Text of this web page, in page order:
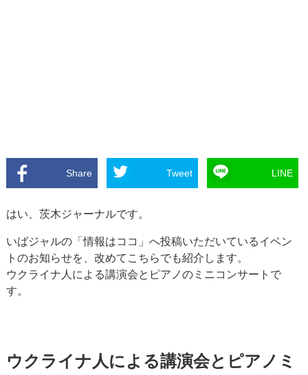
Share Tweet LINE
はい、茨木ジャーナルです。
いばジャルの「情報はココ」へ投稿いただいているイベン
トのお知らせを、改めてこちらでも紹介します。
ウクライナ人による講演会とピアノのミニコンサートで
す。
ウクライナ人による講演会とピアノミ